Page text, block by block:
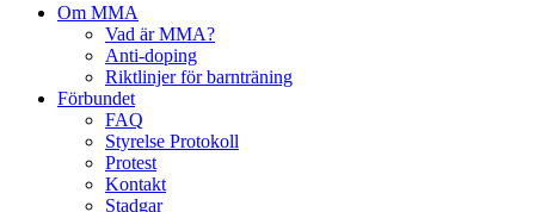
Om MMA
Vad är MMA?
Anti-doping
Riktlinjer för barnträning
Förbundet
FAQ
Styrelse Protokoll
Protest
Kontakt
Stadgar